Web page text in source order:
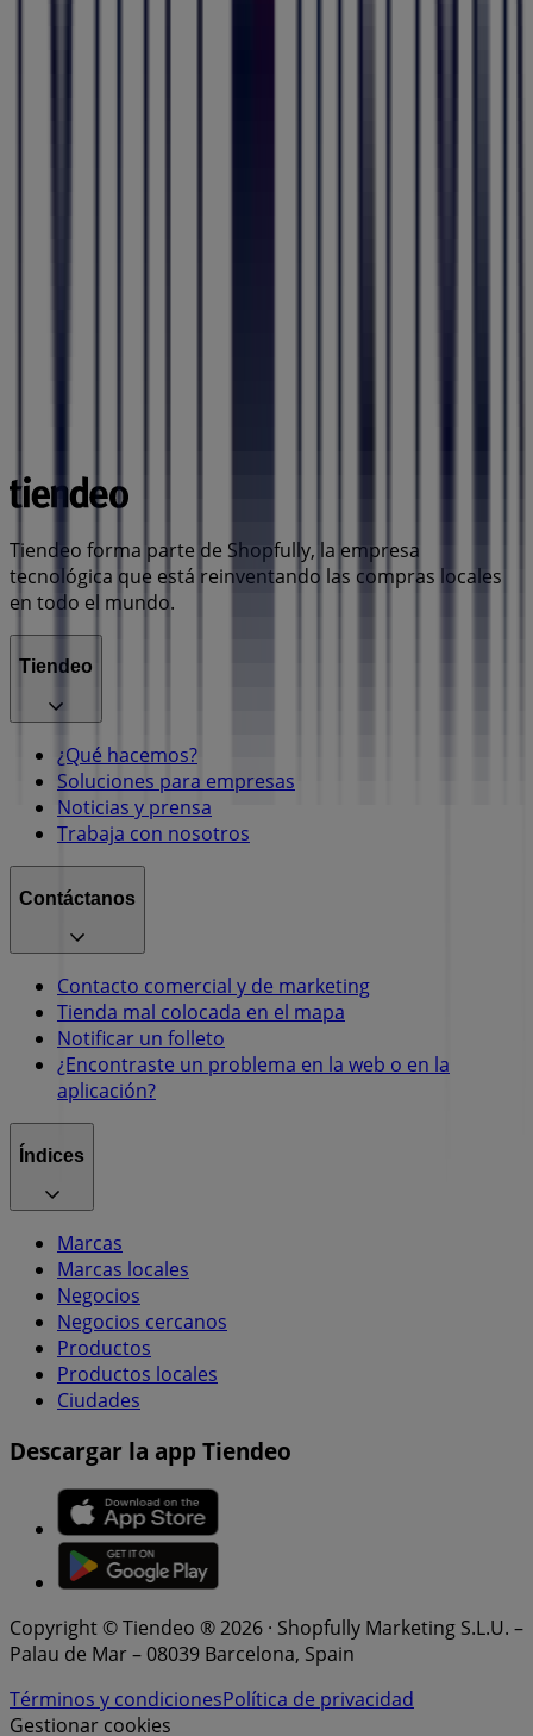
Tiendeo forma parte de Shopfully, la empresa
tecnológica que está reinventando las compras locales
en todo el mundo.
Tiendeo
¿Qué hacemos?
Soluciones para empresas
Noticias y prensa
Trabaja con nosotros
Contáctanos
Contacto comercial y de marketing
Tienda mal colocada en el mapa
Notificar un folleto
¿Encontraste un problema en la web o en la
aplicación?
Índices
Marcas
Marcas locales
Negocios
Negocios cercanos
Productos
Productos locales
Ciudades
Descargar la app Tiendeo
Copyright © Tiendeo ® 2026 · Shopfully Marketing S.L.U. –
Palau de Mar – 08039 Barcelona, Spain
Términos y condicionesPolítica de privacidad
Gestionar cookies